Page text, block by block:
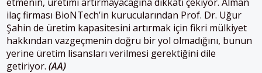
ilaç firması BioNTech’in kurucularından Prof. Dr. Uğur
Şahin de üretim kapasitesini artırmak için fikri mülkiyet
hakkından vazgeçmenin doğru bir yol olmadığını, bunun
yerine üretim lisansları verilmesi gerektiğini dile
getiriyor. (AA)